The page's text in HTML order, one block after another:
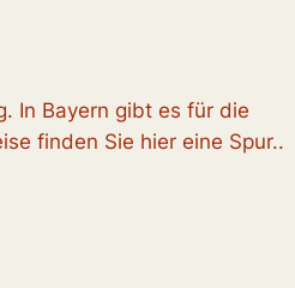
In Bayern gibt es für die
finden Sie hier eine Spur..